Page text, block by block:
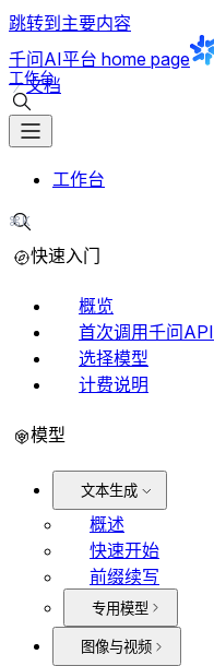
跳转到主要内容
千问AI平台 home page
文档
工作台
工作台
⌘K
快速入门
概览
首次调用千问API
选择模型
计费说明
模型
文本生成
概述
快速开始
前缀续写
专用模型
图像与视频